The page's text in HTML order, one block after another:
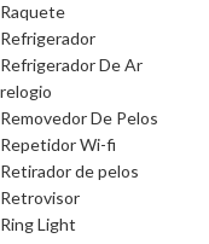
Raquete
Refrigerador
Refrigerador De Ar
relogio
Removedor De Pelos
Repetidor Wi-fi
Retirador de pelos
Retrovisor
Ring Light